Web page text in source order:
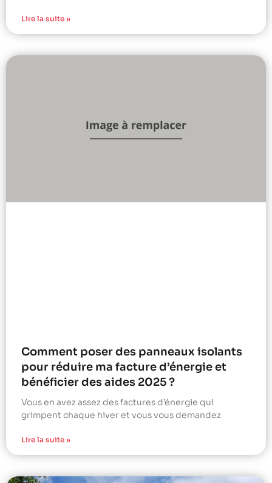
Lire la suite »
Comment poser des panneaux isolants
pour réduire ma facture d’énergie et
bénéficier des aides 2025 ?
Vous en avez assez des factures d’énergie qui
grimpent chaque hiver et vous vous demandez
Lire la suite »